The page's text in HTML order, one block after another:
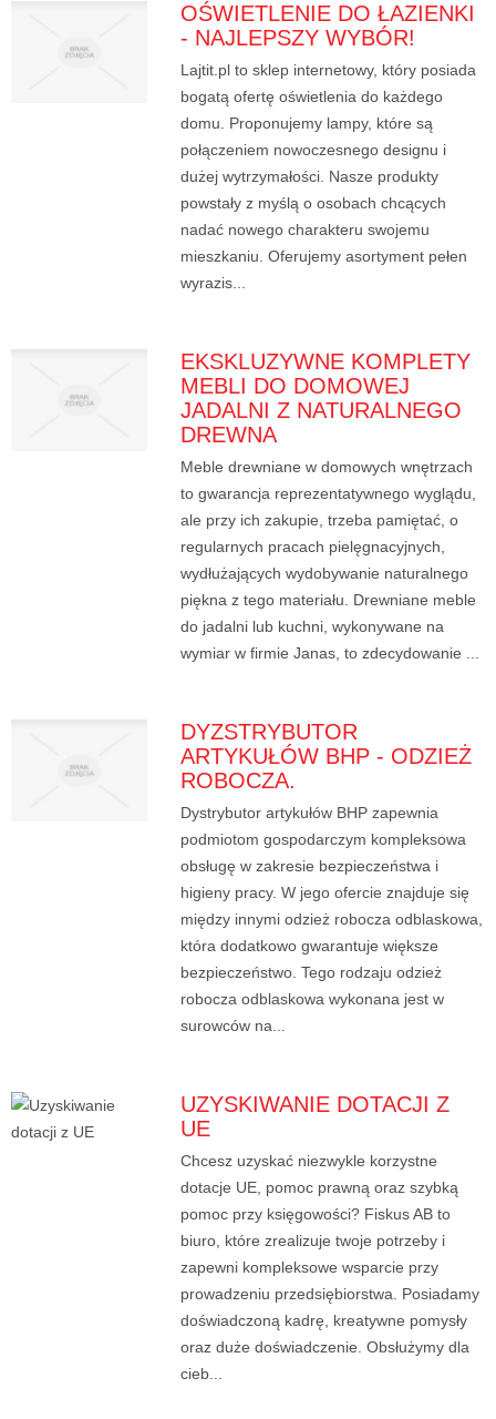
OŚWIETLENIE DO ŁAZIENKI
- NAJLEPSZY WYBÓR!
Lajtit.pl to sklep internetowy, który posiada
bogatą ofertę oświetlenia do każdego
domu. Proponujemy lampy, które są
połączeniem nowoczesnego designu i
dużej wytrzymałości. Nasze produkty
powstały z myślą o osobach chcących
nadać nowego charakteru swojemu
mieszkaniu. Oferujemy asortyment pełen
wyrazis...
EKSKLUZYWNE KOMPLETY
MEBLI DO DOMOWEJ
JADALNI Z NATURALNEGO
DREWNA
Meble drewniane w domowych wnętrzach
to gwarancja reprezentatywnego wyglądu,
ale przy ich zakupie, trzeba pamiętać, o
regularnych pracach pielęgnacyjnych,
wydłużających wydobywanie naturalnego
piękna z tego materiału. Drewniane meble
do jadalni lub kuchni, wykonywane na
wymiar w firmie Janas, to zdecydowanie ...
DYZSTRYBUTOR
ARTYKUŁÓW BHP - ODZIEŻ
ROBOCZA.
Dystrybutor artykułów BHP zapewnia
podmiotom gospodarczym kompleksowa
obsługę w zakresie bezpieczeństwa i
higieny pracy. W jego ofercie znajduje się
między innymi odzież robocza odblaskowa,
która dodatkowo gwarantuje większe
bezpieczeństwo. Tego rodzaju odzież
robocza odblaskowa wykonana jest w
surowców na...
UZYSKIWANIE DOTACJI Z
UE
Chcesz uzyskać niezwykle korzystne
dotacje UE, pomoc prawną oraz szybką
pomoc przy księgowości? Fiskus AB to
biuro, które zrealizuje twoje potrzeby i
zapewni kompleksowe wsparcie przy
prowadzeniu przedsiębiorstwa. Posiadamy
doświadczoną kadrę, kreatywne pomysły
oraz duże doświadczenie. Obsłużymy dla
cieb...